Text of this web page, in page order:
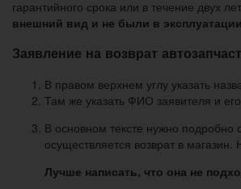
гарантийного срока или в течение двух
внешний вид и не были в эксплуатации
Заявление на возврат
В правом верхнем углу указать
Там же указать ФИО заявителя и
В основном тексте нужно подробно
осуществляется возврат в
Лучше написать, что она не